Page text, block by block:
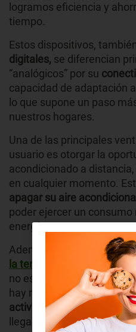
logramos eficiencia y
tiempo.
Estos dispositivos,
digitales, se diferencian
“analógicos” por su
capacidad de adaptación
lo que supone un paso
nuestros hogares.
Una de las principales
usuario es otorgar la
acondicionado a distancia,
en cualquier momento.
apagar su aire
poder ejercer un
energía.
Además, podrás saber en
la temperatura que hay
no es necesario dejar el
hay nadie, y entre otras
activación del termostato
llegar a casa.